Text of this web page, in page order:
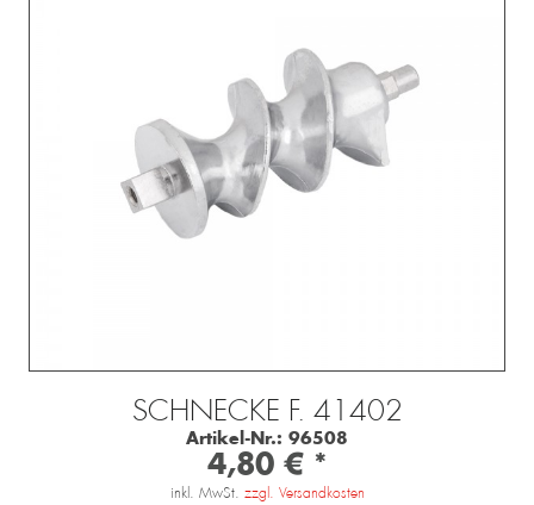
SCHNECKE F. 41402
Artikel-Nr.: 96508
4,80 € *
inkl. MwSt. zzgl. Versandkosten